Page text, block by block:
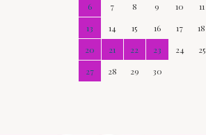
6
7 8 9 10 11
13
14 15 16 17 18
20
21 22 23 24 25
27
28 29 30